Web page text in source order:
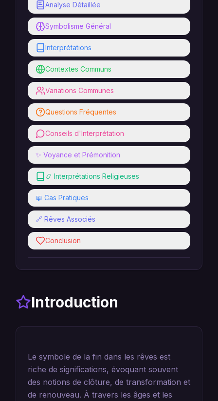
Analyse Détaillée
Symbolisme Général
Interprétations
Contextes Communs
Variations Communes
Questions Fréquentes
Conseils d'Interprétation
✨ Voyance et Prémonition
📿 Interprétations Religieuses
📖 Cas Pratiques
🔗 Rêves Associés
Conclusion
Introduction
Le symbole de la fin dans les rêves est
riche de significations, évoquant souvent
des notions de clôture, de transformation et
de renouveau. À travers les âges et les